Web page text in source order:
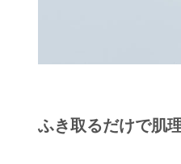
ふき取るだけで肌